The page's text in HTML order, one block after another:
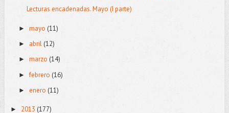
Lecturas encadenadas. Mayo (I parte)
► mayo (11)
► abril(12)
► marzo (14)
►febrero (16)
► enero (11)
► 2013 (177)